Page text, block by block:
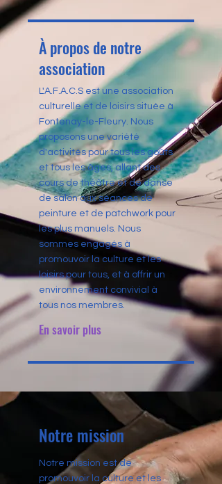
À propos de notre
association
L'A.F.A.C.S est une association
culturelle et de loisirs située à
Fontenay-le-Fleury. Nous
proposons une variété
d'activités pour tous les goûts
et tous les âges, allant des
cours de théâtre et de danse
de salon aux séances de
peinture et de patchwork pour
les plus manuels. Nous
sommes engagés à
promouvoir la culture et les
loisirs pour tous, et à offrir un
environnement convivial à
tous nos membres.
En savoir plus
Notre mission
Notre mission est de
promouvoir la culture et les